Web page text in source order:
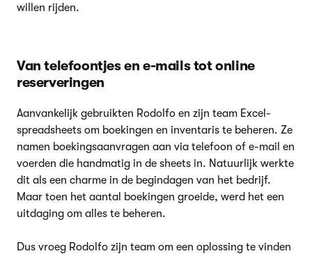
willen rijden.
Van telefoontjes en e-mails tot online
reserveringen
Aanvankelijk gebruikten Rodolfo en zijn team Excel-
spreadsheets om boekingen en inventaris te beheren. Ze
namen boekingsaanvragen aan via telefoon of e-mail en
voerden die handmatig in de sheets in. Natuurlijk werkte
dit als een charme in de begindagen van het bedrijf.
Maar toen het aantal boekingen groeide, werd het een
uitdaging om alles te beheren.
Dus vroeg Rodolfo zijn team om een oplossing te vinden